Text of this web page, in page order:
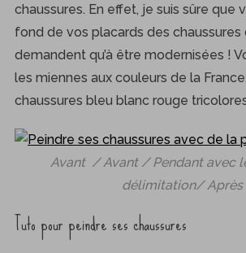
chaussures. En effet, je suis sûre que
fond de vos placards des chaussures
demandent qu’à être modernisées !
les miennes aux couleurs de la France.
chaussures bleu blanc rouge
Avant / Avant / Pendant avec
délimitation/ Après
Tuto pour peindre ses chaussures